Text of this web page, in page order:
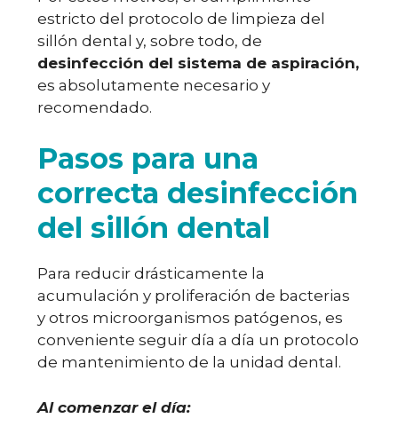
estricto del protocolo de limpieza del
sillón dental y, sobre todo, de
desinfección del sistema de aspiración,
es absolutamente necesario y
recomendado.
Pasos para una
correcta desinfección
del sillón dental
Para reducir drásticamente la
acumulación y proliferación de bacterias
y otros microorganismos patógenos, es
conveniente seguir día a día un protocolo
de mantenimiento de la unidad dental.
Al comenzar el día: